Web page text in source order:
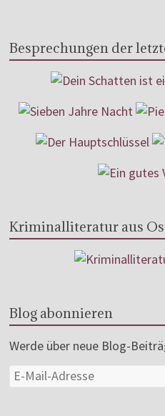
Besprechungen der
Kriminalliteratur aus
Blog abonnieren
Werde über neue Blog-